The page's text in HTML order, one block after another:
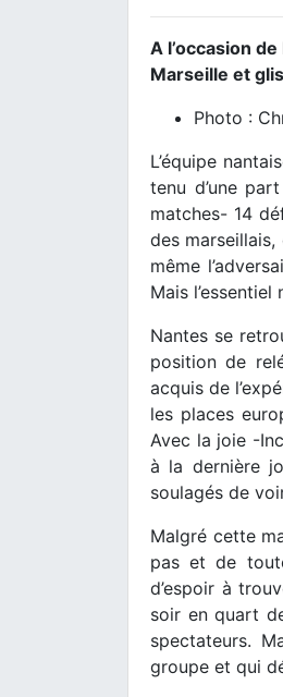
A l’occasion
Marseille et
Photo :
L’équipe
tenu d’une
matches- 14
des
même
Mais l’essentiel
Nantes se
position de
acquis de
les places
Avec la joie -
à la dernière
soulagés de
Malgré cette
pas et de
d’espoir à
soir en quart
spectateurs.
groupe et qui